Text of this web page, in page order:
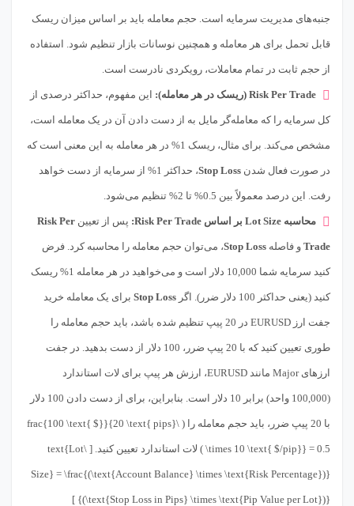
جنبه‌های مدیریت سرمایه است. حجم معامله باید بر اساس میزان ریسک
قابل تحمل برای هر معامله و همچنین نوسانات بازار تنظیم شود. استفاده
از حجم ثابت در تمام معاملات، رویکردی نادرست است.
Risk Per Trade (ریسک در هر معامله): این مفهوم، حداکثر درصدی از
کل سرمایه را که معامله‌گر مایل به از دست دادن آن در یک معامله است،
مشخص می‌کند. برای مثال، ریسک 1% در هر معامله به این معنی است که
در صورت فعال شدن Stop Loss ، حداکثر 1% از سرمایه از دست خواهد
رفت. این درصد معمولاً بین 0.5% تا 2% تنظیم می‌شود.
محاسبه Lot Size بر اساس Risk Per Trade: پس از تعیین Risk Per
Trade و فاصله Stop Loss، می‌توان حجم معامله را محاسبه کرد. فرض
کنید سرمایه شما 10,000 دلار است و می‌خواهید در هر معامله 1% ریسک
کنید (یعنی حداکثر 100 دلار ضرر). اگر Stop Loss برای یک معامله خرید
جفت ارز EURUSD در 20 پیپ تنظیم شده باشد، باید حجم معامله را
طوری تعیین کنید که با 20 پیپ ضرر، 100 دلار از دست بدهید. در جفت
ارزهای Major مانند EURUSD، ارزش هر پیپ برای لات استاندارد
(100,000 واحد) برابر 10 دلار است. بنابراین، برای از دست دادن 100 دلار
با 20 پیپ ضرر، باید حجم معامله را ( \frac{100 \text{ $}}{20 \text{ pips}
\times 10 \text{ $/pip}} = 0.5 ) لات استاندارد تعیین کنید. [ \text{Lot
Size} = \frac{(\text{Account Balance} \times \text{Risk Percentage})}
{(\text{Stop Loss in Pips} \times \text{Pip Value per Lot})} ]